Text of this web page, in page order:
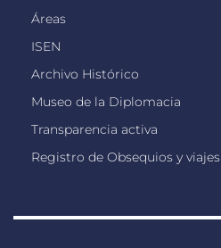
Áreas
ISEN
Archivo Histórico
Museo de la Diplomacia
Transparencia activa
Registro de Obsequios y viajes